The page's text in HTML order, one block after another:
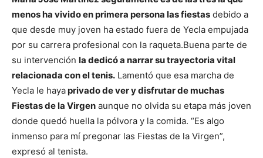
menos ha vivido en primera persona las fiestas debido a
que desde muy joven ha estado fuera de Yecla empujada
por su carrera profesional con la raqueta.Buena parte de
su intervención la dedicó a narrar su trayectoria vital
relacionada con el tenis. Lamentó que esa marcha de
Yecla le hayaprivado de ver y disfrutar de muchas
Fiestas de la Virgen aunque no olvida su etapa más joven
donde quedó huella la pólvora y la comida. “Es algo
inmenso para mí pregonar las Fiestas de la Virgen”,
expresó al tenista.